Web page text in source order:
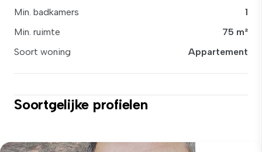
Min. badkamers
1
Min. ruimte
75 m²
Soort woning
Appartement
Soortgelijke profielen